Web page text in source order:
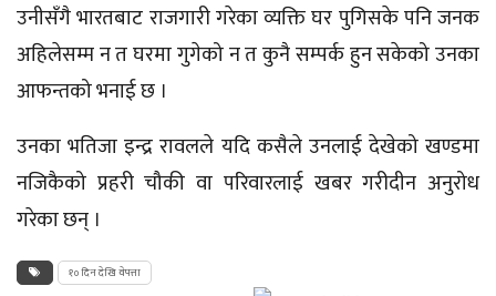
उनीसँगै भारतबाट राजगारी गरेका व्यक्ति घर पुगिसके पनि जनक
अहिलेसम्म न त घरमा गुगेको न त कुनै सम्पर्क हुन सकेको उनका
आफन्तको भनाई छ ।
उनका भतिजा इन्द्र रावलले यदि कसैले उनलाई देखेको खण्डमा
नजिकैको प्रहरी चौकी वा परिवारलाई खबर गरीदीन अनुरोध
गरेका छन् ।
१० दिन देखि वेपत्ता